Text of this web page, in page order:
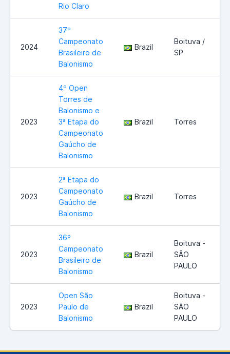
Rio Claro
2024
37º
Campeonato
Brasileiro de
Balonismo
Brazil
Boituva /
SP
2023
4º Open
Torres de
Balonismo e
3ª Etapa do
Campeonato
Gaúcho de
Balonismo
Brazil Torres
2023
2ª Etapa do
Campeonato
Gaúcho de
Balonismo
Brazil Torres
2023
36º
Campeonato
Brasileiro de
Balonismo
Brazil
Boituva -
SÃO
PAULO
2023
Open São
Paulo de
Balonismo
Brazil
Boituva -
SÃO
PAULO